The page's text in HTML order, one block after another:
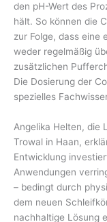
den pH-Wert des
hält. So können die
zur Folge, dass eine
weder regelmäßig
zusätzlichen
Die Dosierung der
spezielles
Angelika Helten, die
Trowal in Haan,
Entwicklung
Anwendungen
– bedingt durch
dem neuen
nachhaltige Lösung